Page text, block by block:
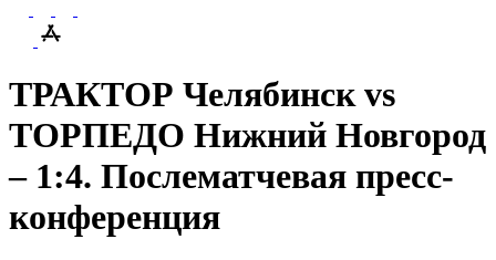
ТРАКТОР Челябинск vs
ТОРПЕДО Нижний Новгород
– 1:4. Послематчевая пресс-
конференция